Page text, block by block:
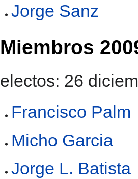
Jorge Sanz
Miembros
electos: 26
Francisco Palm
Micho Garcia
Jorge L. Batista